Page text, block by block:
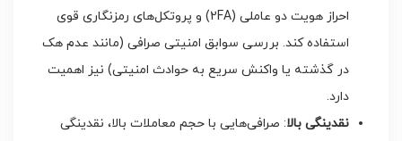
احراز هویت دو عاملی (2FA) و پروتکل‌های رمزنگاری قوی
استفاده کند. بررسی سوابق امنیتی صرافی (مانند عدم هک
در گذشته یا واکنش سریع به حوادث امنیتی) نیز اهمیت
دارد.
نقدینگی بالا: صرافی‌هایی با حجم معاملات بالا، نقدینگی